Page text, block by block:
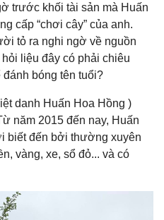
trước khối tài sản mà Huấn
cấp “chơi cây” của anh.
tỏ ra nghi ngờ về nguồn
liệu đây có phải chiêu
đánh bóng tên tuổi?
danh Huấn Hoa Hồng )
năm 2015 đến nay, Huấn
biết đến bởi thường xuyên
vàng, xe, sổ đỏ... và có